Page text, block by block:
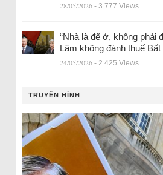
28/05/2026 - 3.777 Views
“Nhà là để ở, không phải
Lâm không đánh thuế
24/05/2026 - 2.425 Views
TRUYỀN HÌNH